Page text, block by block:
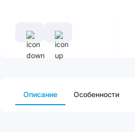
Описание Особенности